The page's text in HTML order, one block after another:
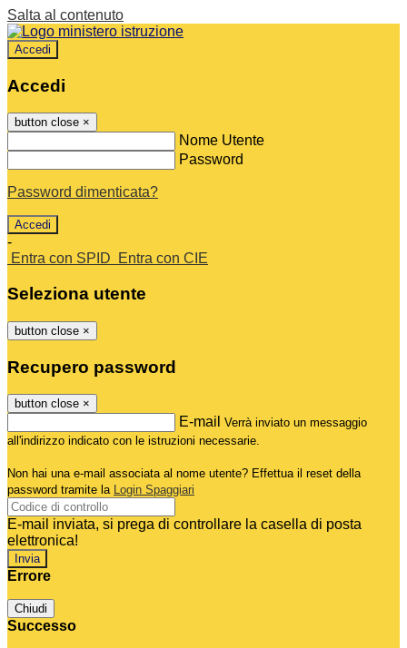
Salta al contenuto
Accedi
Accedi
button close ×
Nome Utente
Password
Password dimenticata?
-
Entra con SPID
Entra con CIE
Seleziona utente
button close ×
Recupero password
button close ×
E-mail Verrà inviato un messaggio
all'indirizzo indicato con le istruzioni necessarie.
Non hai una e-mail associata al nome utente? Effettua il reset della
password tramite la Login Spaggiari
E-mail inviata, si prega di controllare la casella di posta
elettronica!
Errore
Chiudi
Successo